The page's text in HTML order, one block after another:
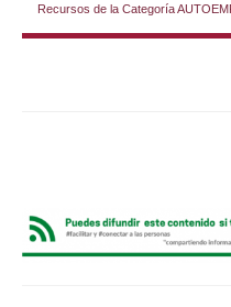
Recursos de la Categoría